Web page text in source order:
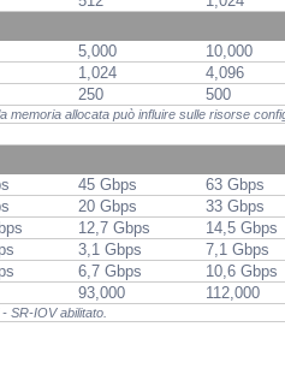
5,000
10,000
1,024
4,096
250 500
memoria allocata può influire sulle risorse
45 Gbps
63 Gbps
20 Gbps
33 Gbps
12,7 Gbps
14,5 Gbps
3,1 Gbps
7,1 Gbps
6,7 Gbps
10,6 Gbps
93,000 112,000
SR-IOV abilitato.